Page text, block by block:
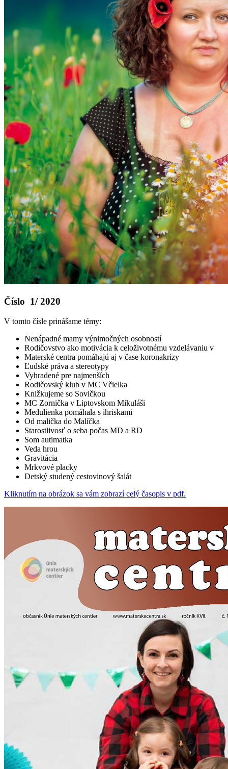
Číslo 1/ 2020
V tomto čísle prinášame témy:
Nenápadné mamy výnimočných osobností
Rodičovstvo ako motivácia k celoživotnému vzdelávaniu v
Materské centra pomáhajú aj v čase koronakrízy
Ľudské práva a stereotypy
Vyhradené pre najmenších
Rodičovský klub v MC Včielka
Knižkujeme so Sovičkou
MC Zornička v Liptovskom Mikuláši
Medulienka pomáhala s ihriskami
Od malička do Malíčka
Starostlivosť o seba počas MD a RD
Som autimatka
Veda hrou
Gravitácia
Mrkvové placky
Detský studený cestovinový šalát
Kliknutím na obrázok sa vám zobrazí celý časopis v pdf.